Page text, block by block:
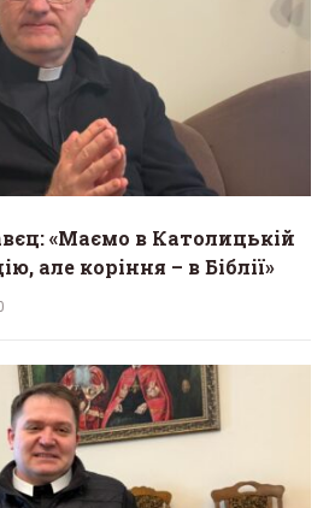
«Маємо в Католицькій
але коріння – в Біблії»